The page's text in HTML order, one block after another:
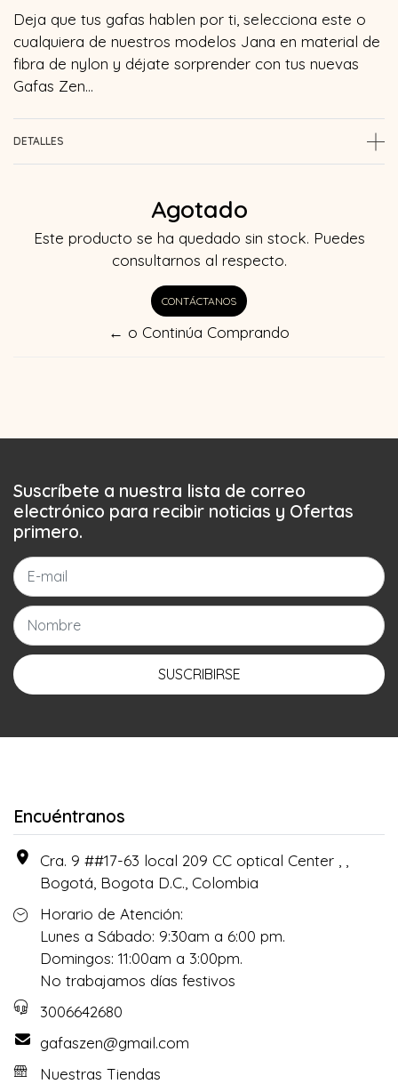
Deja que tus gafas hablen por ti, selecciona este o
cualquiera de nuestros modelos Jana en material de
fibra de nylon y déjate sorprender con tus nuevas
Gafas Zen…
DETALLES
Agotado
Este producto se ha quedado sin stock. Puedes
consultarnos al respecto.
CONTÁCTANOS
← o Continúa Comprando
Suscríbete a nuestra lista de correo
electrónico para recibir noticias y Ofertas
primero.
SUSCRIBIRSE
Encuéntranos
Cra. 9 ##17-63 local 209 CC optical Center , ,
Bogotá, Bogota D.C., Colombia
Horario de Atención:
Lunes a Sábado: 9:30am a 6:00 pm.
Domingos: 11:00am a 3:00pm.
No trabajamos días festivos
3006642680
gafaszen@gmail.com
Nuestras Tiendas